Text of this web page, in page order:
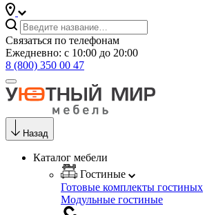
Связаться по телефонам
Ежедневно: с 10:00 до 20:00
8 (800) 350 00 47
Назад
Каталог мебели
Гостиные
Готовые комплекты гостиных
Модульные гостиные